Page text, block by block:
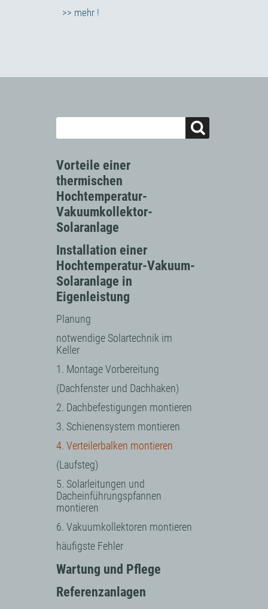
Vorteile einer
thermischen
Hochtemperatur-
Vakuumkollektor-
Solaranlage
Installation einer
Hochtemperatur-Vakuum-
Solaranlage in
Eigenleistung
Planung
notwendige Solartechnik im
Keller
1. Montage Vorbereitung
(Dachfenster und Dachhaken)
2. Dachbefestigungen montieren
3. Schienensystem montieren
4. Verteilerbalken montieren
(Laufsteg)
5. Solarleitungen und
Dacheinführungspfannen
montieren
6. Vakuumkollektoren montieren
häufigste Fehler
Wartung und Pflege
Referenzanlagen
>> mehr !